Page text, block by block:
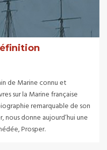
de Marine connu et
sur la Marine française
remarquable de son
nous donne aujourd’hui une
Prosper.